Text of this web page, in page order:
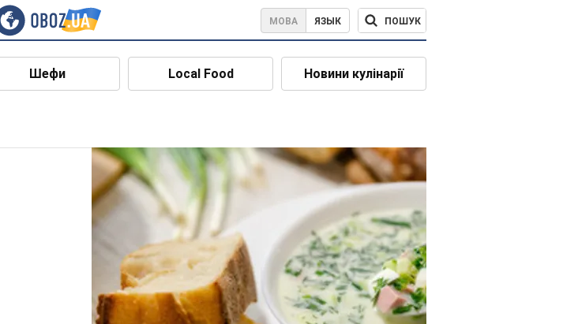
МОВА ЯЗЫК ПОШУК
Шефи Local Food Новини кулінарії